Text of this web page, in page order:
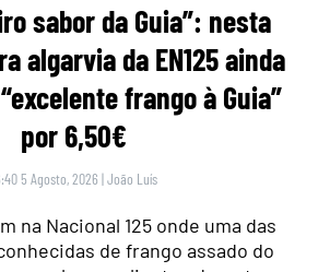
sabor da Guia”: nesta
algarvia da EN125 ainda
frango à Guia”
por 6,50€
5 Agosto, 2026 |João Luís
na Nacional 125 onde uma das
de frango assado do